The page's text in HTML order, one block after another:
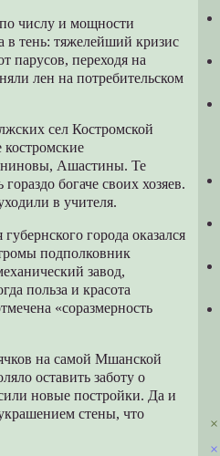
числу и мощности
в тень: тяжелейший кризис
парусов, переходя на
лен на потребительском
сел Костромской
Ашастины. Те
богаче своих хозяев.
в учителя.
города оказался
подполковник
завод,
польза и красота
«соразмерность
на самой Мшанской
оставить заботу о
новые постройки. Да и
стены, что